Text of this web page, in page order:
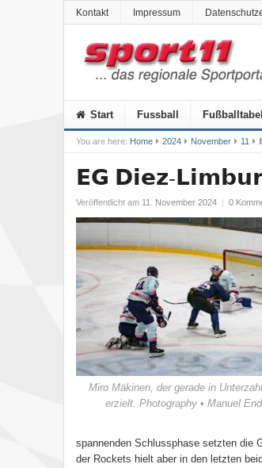
Kontakt Impressum
Start Fussball
You are here: Home 2024 November 11
𝗘𝗚 𝗗𝗶𝗲𝘇-
Veröffentlicht am 11. November 2024 | 0
Miro Mäkinen, der gerade in
erzielt. Photography • Manuel
spannenden Schlussphase setzten die
der Rockets hielt aber in den letzten